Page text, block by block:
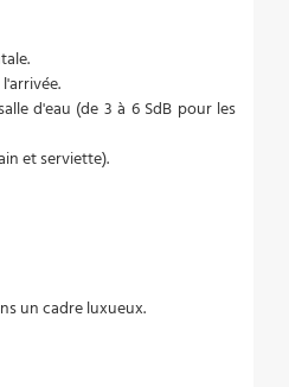
d'eau (de 3 à 6 SdB pour les
et serviette).
un cadre luxueux.